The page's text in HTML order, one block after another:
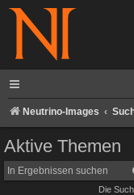
Neutrino-Images
Aktive Themen
Die